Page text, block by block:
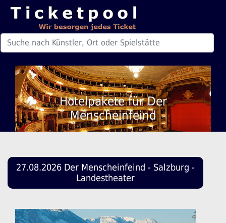
Hotelpakete für Der
Menscheinfeind
27.08.2026 Der Menscheinfeind - Salzburg -
Landestheater